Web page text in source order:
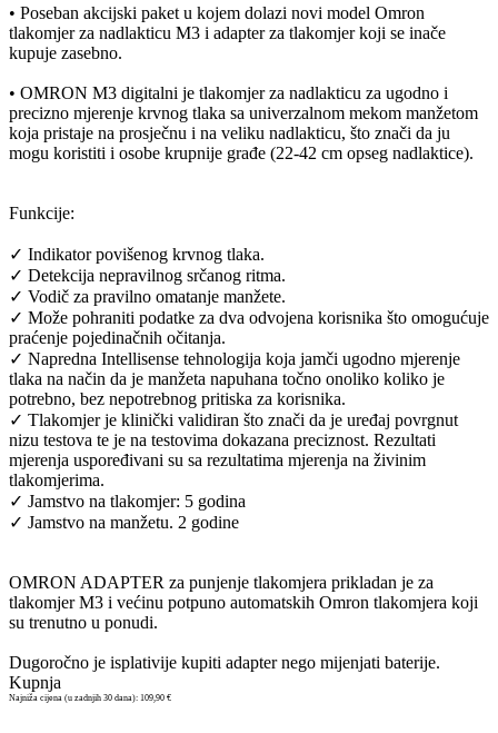
• Poseban akcijski paket u kojem dolazi novi model Omron
tlakomjer za nadlakticu M3 i adapter za tlakomjer koji se inače
kupuje zasebno.
• OMRON M3 digitalni je tlakomjer za nadlakticu za ugodno i
precizno mjerenje krvnog tlaka sa univerzalnom mekom manžetom
koja pristaje na prosječnu i na veliku nadlakticu, što znači da ju
mogu koristiti i osobe krupnije građe (22-42 cm opseg nadlaktice).
Funkcije:
✓ Indikator povišenog krvnog tlaka.
✓ Detekcija nepravilnog srčanog ritma.
✓ Vodič za pravilno omatanje manžete.
✓ Može pohraniti podatke za dva odvojena korisnika što omogućuje
praćenje pojedinačnih očitanja.
✓ Napredna Intellisense tehnologija koja jamči ugodno mjerenje
tlaka na način da je manžeta napuhana točno onoliko koliko je
potrebno, bez nepotrebnog pritiska za korisnika.
✓ Tlakomjer je klinički validiran što znači da je uređaj povrgnut
nizu testova te je na testovima dokazana preciznost. Rezultati
mjerenja uspoređivani su sa rezultatima mjerenja na živinim
tlakomjerima.
✓ Jamstvo na tlakomjer: 5 godina
✓ Jamstvo na manžetu. 2 godine
OMRON ADAPTER za punjenje tlakomjera prikladan je za
tlakomjer M3 i većinu potpuno automatskih Omron tlakomjera koji
su trenutno u ponudi.
Dugoročno je isplativije kupiti adapter nego mijenjati baterije.
Kupnja
Najniža cijena (u zadnjih 30 dana): 109,90 €